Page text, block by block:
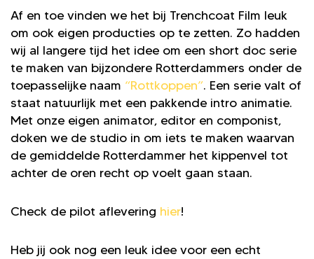
Af en toe vinden we het bij Trenchcoat Film leuk
om ook eigen producties op te zetten. Zo hadden
wij al langere tijd het idee om een short doc serie
te maken van bijzondere Rotterdammers onder de
toepasselijke naam “Rottkoppen”. Een serie valt of
staat natuurlijk met een pakkende intro animatie.
Met onze eigen animator, editor en componist,
doken we de studio in om iets te maken waarvan
de gemiddelde Rotterdammer het kippenvel tot
achter de oren recht op voelt gaan staan.
Check de pilot aflevering hier!
Heb jij ook nog een leuk idee voor een echt